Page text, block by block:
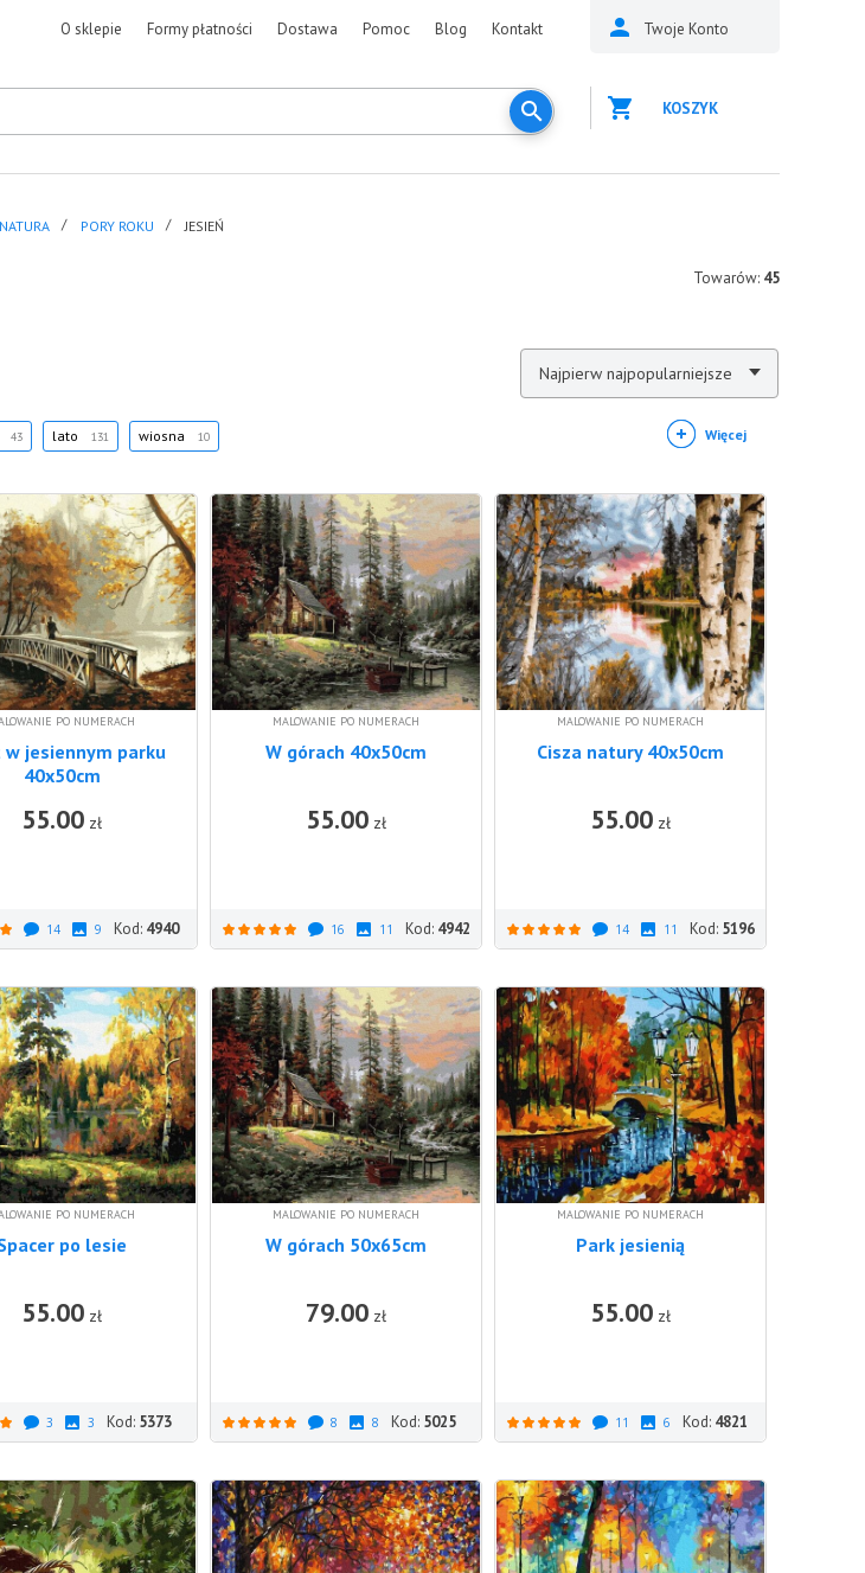
O sklepie Formy płatności Dostawa Pomoc Blog Kontakt Twoje Konto
KOSZYK
NATURA PORY ROKU JESIEŃ
Towarów: 45
Najpierw najpopularniejsze
Więcej
43 lato 131 wiosna 10
PO NUMERACH
w jesiennym parku
40x50cm
55.00 zł DO KOSZYKA
14 9 Kod: 4940
MALOWANIE PO NUMERACH
W górach 40x50cm
55.00 zł DO KOSZYKA
16 11 Kod: 4942
MALOWANIE PO NUMERACH
Cisza natury 40x50cm
55.00 zł
14 11 Kod: 5196
PO NUMERACH
po lesie
55.00 zł DO KOSZYKA
3 3 Kod: 5373
MALOWANIE PO NUMERACH
W górach 50x65cm
79.00 zł DO KOSZYKA
8 8 Kod: 5025
MALOWANIE PO NUMERACH
Park jesienią
55.00 zł
11 6 Kod: 4821